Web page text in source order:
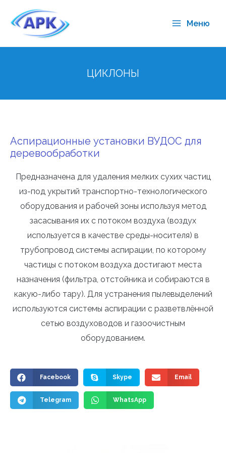
Меню
ЦИКЛОНЫ
Аспирационные установки ВУДОС для
деревообработки
Предназначена для удаления мелких сухих частиц
из-под укрытий транспортно-технологического
оборудования и рабочей зоны используя метод
засасывания их с потоком воздуха (воздух
используется в качестве среды-носителя) в
трубопровод системы аспирации, по которому
частицы с потоком воздуха достигают места
назначения (фильтра, отстойника и собираются в
какую-либо тару). Для устранения пылевыделений
используются системы аспирации с разветвлённой
сетью воздуховодов и газоочистным
оборудованием.
Facebook Skype Email
Telegram WhatsApp